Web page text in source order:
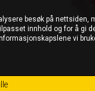
besøk på nettsiden,
innhold og for å gi
vi